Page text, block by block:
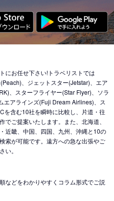
にお任せ下さい!トラベリストでは
、ジェットスター(Jetstar)、エア
、スターフライヤー(Star Flyer)、ソラ
エアラインズ(Fuji Dream Airlines)、ス
を含む10社を瞬時に比較し、片道・往
ご提案いたします。また、北海道、
近畿、中国、四国、九州、沖縄と10の
索が可能です。遠方への急な出張やご
い。
などをわかりやすくコラム形式でご説